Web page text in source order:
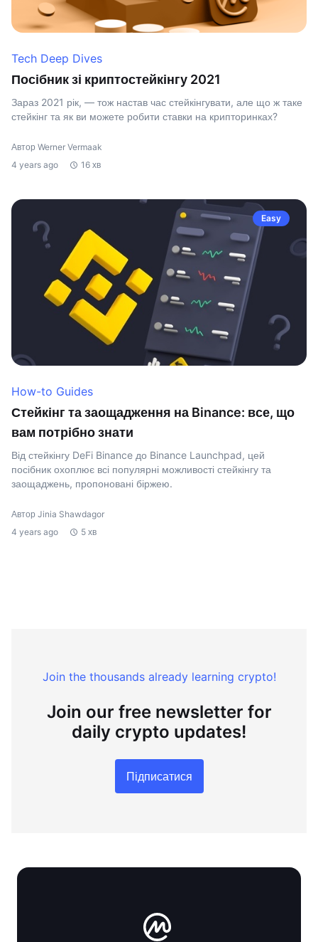
Tech Deep Dives
Посібник зі криптостейкінгу 2021
Зараз 2021 рік, — тож настав час стейкінгувати, але що ж таке
стейкінг та як ви можете робити ставки на крипторинках?
Автор Werner Vermaak
4 years ago
16 хв
Easy
How-to Guides
Стейкінг та заощадження на Binance: все, що
вам потрібно знати
Від стейкінгу DeFi Binance до Binance Launchpad, цей
посібник охоплює всі популярні можливості стейкінгу та
заощаджень, пропоновані біржею.
Автор Jinia Shawdagor
4 years ago
5 хв
Join the thousands already learning crypto!
Join our free newsletter for
daily crypto updates!
Підписатися